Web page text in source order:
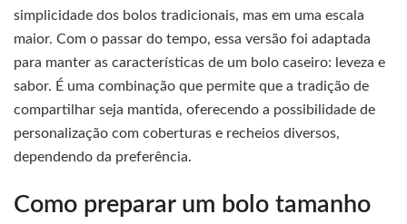
simplicidade dos bolos tradicionais, mas em uma escala
maior. Com o passar do tempo, essa versão foi adaptada
para manter as características de um bolo caseiro: leveza e
sabor. É uma combinação que permite que a tradição de
compartilhar seja mantida, oferecendo a possibilidade de
personalização com coberturas e recheios diversos,
dependendo da preferência.
Como preparar um bolo tamanho